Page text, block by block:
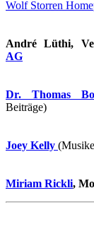
Wolf Storren
André Lüthi,
AG
Dr. Thomas
Beiträge)
Joey Kelly
Miriam Rickli,